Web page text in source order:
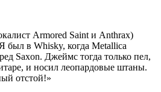
Armored Saint и Anthrax)
был в Whisky, когда Metallica
Saxon. Джеймс тогда только пел,
и носил леопардовые штаны.
отстой!»